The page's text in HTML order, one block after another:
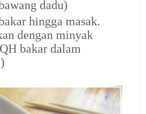
dadu)
hingga masak.
dengan minyak
bakar dalam